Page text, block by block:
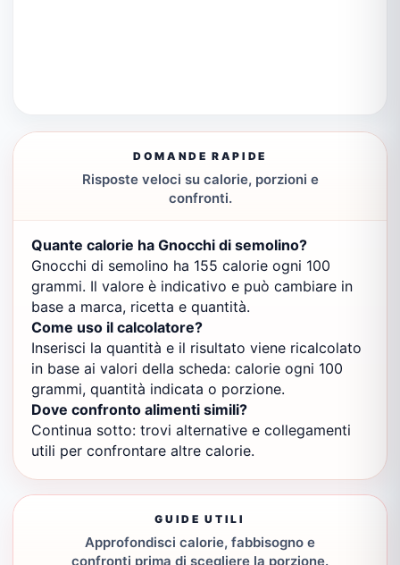
DOMANDE RAPIDE
Risposte veloci su calorie, porzioni e
confronti.
Quante calorie ha Gnocchi di semolino?
Gnocchi di semolino ha 155 calorie ogni 100
grammi. Il valore è indicativo e può cambiare in
base a marca, ricetta e quantità.
Come uso il calcolatore?
Inserisci la quantità e il risultato viene ricalcolato
in base ai valori della scheda: calorie ogni 100
grammi, quantità indicata o porzione.
Dove confronto alimenti simili?
Continua sotto: trovi alternative e collegamenti
utili per confrontare altre calorie.
GUIDE UTILI
Approfondisci calorie, fabbisogno e
confronti prima di scegliere la porzione.